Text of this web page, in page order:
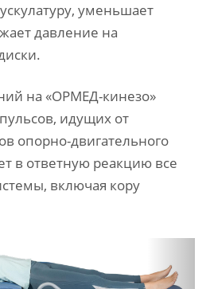
уменьшает
давление на
на «ОРМЕД-кинезо»
идущих от
опорно-двигательного
в ответную реакцию все
включая кору